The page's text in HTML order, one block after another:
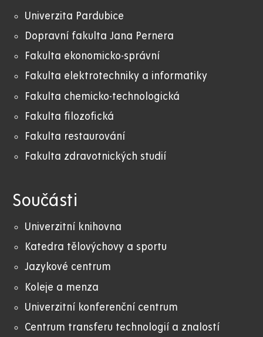
Univerzita Pardubice
Dopravní fakulta Jana Pernera
Fakulta ekonomicko-správní
Fakulta elektrotechniky a informatiky
Fakulta chemicko-technologická
Fakulta filozofická
Fakulta restaurování
Fakulta zdravotnických studií
Součásti
Univerzitní knihovna
Katedra tělovýchovy a sportu
Jazykové centrum
Koleje a menza
Univerzitní konferenční centrum
Centrum transferu technologií a znalostí